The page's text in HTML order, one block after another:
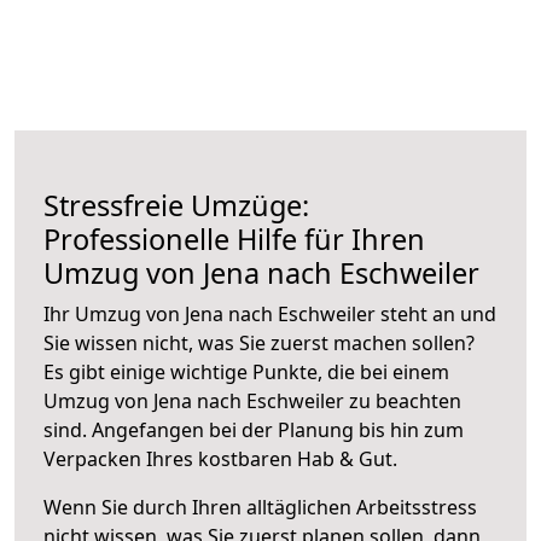
Stressfreie Umzüge:
Professionelle Hilfe für Ihren
Umzug von Jena nach Eschweiler
Ihr Umzug von Jena nach Eschweiler steht an und
Sie wissen nicht, was Sie zuerst machen sollen?
Es gibt einige wichtige Punkte, die bei einem
Umzug von Jena nach Eschweiler zu beachten
sind. Angefangen bei der Planung bis hin zum
Verpacken Ihres kostbaren Hab & Gut.
Wenn Sie durch Ihren alltäglichen Arbeitsstress